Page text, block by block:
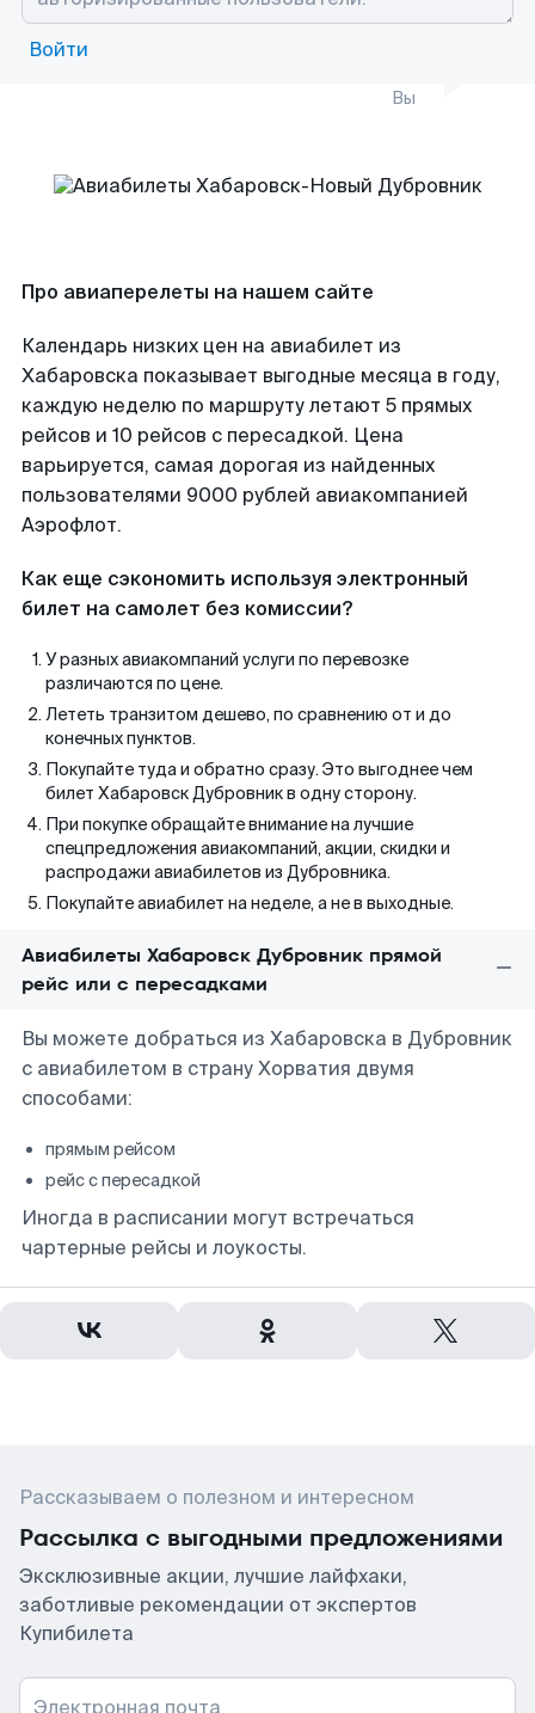
Войти
Вы
Про авиаперелеты на нашем сайте
Календарь низких цен на авиабилет из
Хабаровска показывает выгодные месяца в году,
каждую неделю по маршруту летают 5 прямых
рейсов и 10 рейсов с пересадкой. Цена
варьируется, самая дорогая из найденных
пользователями 9000 рублей авиакомпанией
Аэрофлот.
Как еще сэкономить используя электронный
билет на самолет без комиссии?
У разных авиакомпаний услуги по перевозке
различаются по цене.
Лететь транзитом дешево, по сравнению от и до
конечных пунктов.
Покупайте туда и обратно сразу. Это выгоднее чем
билет Хабаровск Дубровник в одну сторону.
При покупке обращайте внимание на лучшие
спецпредложения авиакомпаний, акции, скидки и
распродажи авиабилетов из Дубровника.
Покупайте авиабилет на неделе, а не в выходные.
Авиабилеты Хабаровск Дубровник прямой
рейс или с пересадками
Вы можете добраться из Хабаровска в Дубровник
с авиабилетом в страну Хорватия двумя
способами:
прямым рейсом
рейс с пересадкой
Иногда в расписании могут встречаться
чартерные рейсы и лоукосты.
Рассказываем о полезном и интересном
Рассылка с выгодными предложениями
Эксклюзивные акции, лучшие лайфхаки,
заботливые рекомендации от экспертов
Купибилета
Электронная почта